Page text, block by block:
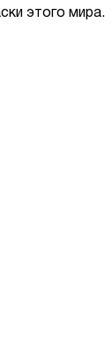
этого мира.